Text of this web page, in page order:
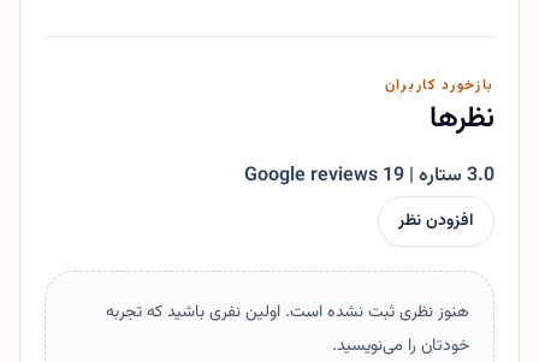
بازخورد کاربران
نظرها
3.0 ستاره | 19 Google reviews
افزودن نظر
هنوز نظری ثبت نشده است. اولین نفری باشید که تجربه
خودتان را می‌نویسید.